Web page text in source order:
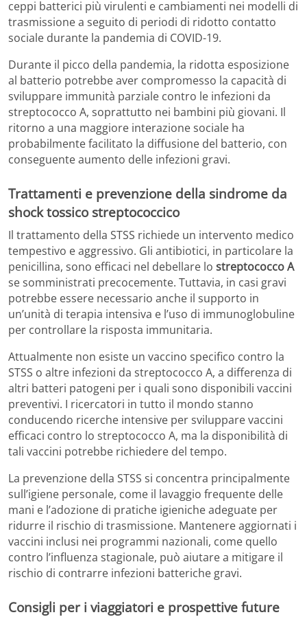
ceppi batterici più virulenti e cambiamenti nei modelli di
trasmissione a seguito di periodi di ridotto contatto
sociale durante la pandemia di COVID-19.
Durante il picco della pandemia, la ridotta esposizione
al batterio potrebbe aver compromesso la capacità di
sviluppare immunità parziale contro le infezioni da
streptococco A, soprattutto nei bambini più giovani. Il
ritorno a una maggiore interazione sociale ha
probabilmente facilitato la diffusione del batterio, con
conseguente aumento delle infezioni gravi.
Trattamenti e prevenzione della sindrome da
shock tossico streptococcico
Il trattamento della STSS richiede un intervento medico
tempestivo e aggressivo. Gli antibiotici, in particolare la
penicillina, sono efficaci nel debellare lo streptococco A
se somministrati precocemente. Tuttavia, in casi gravi
potrebbe essere necessario anche il supporto in
un’unità di terapia intensiva e l’uso di immunoglobuline
per controllare la risposta immunitaria.
Attualmente non esiste un vaccino specifico contro la
STSS o altre infezioni da streptococco A, a differenza di
altri batteri patogeni per i quali sono disponibili vaccini
preventivi. I ricercatori in tutto il mondo stanno
conducendo ricerche intensive per sviluppare vaccini
efficaci contro lo streptococco A, ma la disponibilità di
tali vaccini potrebbe richiedere del tempo.
La prevenzione della STSS si concentra principalmente
sull’igiene personale, come il lavaggio frequente delle
mani e l’adozione di pratiche igieniche adeguate per
ridurre il rischio di trasmissione. Mantenere aggiornati i
vaccini inclusi nei programmi nazionali, come quello
contro l’influenza stagionale, può aiutare a mitigare il
rischio di contrarre infezioni batteriche gravi.
Consigli per i viaggiatori e prospettive future